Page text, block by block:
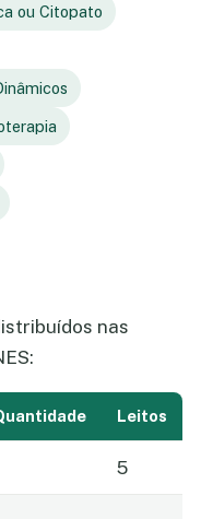
ou Citopato
nas
Leitos
5